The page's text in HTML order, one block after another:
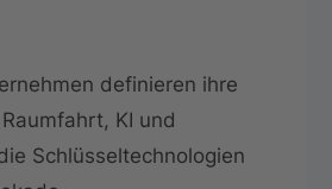
definieren ihre
KI und
Schlüsseltechnologien